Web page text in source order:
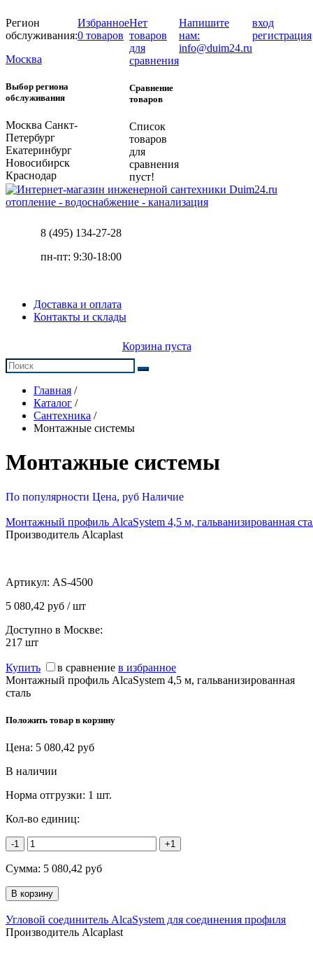
Регион
обслуживания:
Москва
Выбор региона
обслуживания
Москва Санкт-
Петербург
Екатеринбург
Новосибирск
Краснодар
Избранное
0 товаров
Нет
товаров
для
сравнения
Сравнение
товаров
Список
товаров
для
сравнения
пуст!
Напишите
нам:
info@duim24.ru
вход
регистрация
отопление - водоснабжение - канализация
8 (495) 134-27-28
пн-пт: 9:30-18:00
Доставка и оплата
Контакты и склады
Корзина пуста
Главная /
Каталог /
Сантехника /
Монтажные системы
Монтажные системы
По популярности Цена, руб Наличие
Монтажный профиль AlcaSystem 4,5 м, гальванизированная
Производитель Alcaplast
Артикул: AS-4500
5 080,42 руб / шт
Доступно в Москве:
217 шт
Купить в сравнение в избранное
Монтажный профиль AlcaSystem 4,5 м, гальванизированная
сталь
Положить товар в корзину
Цена: 5 080,42 руб
В наличии
Норма отгрузки: 1 шт.
Кол-во единиц:
-1 +1
Сумма: 5 080,42 руб
Угловой соединитель AlcaSystem для соединения профиля
Производитель Alcaplast